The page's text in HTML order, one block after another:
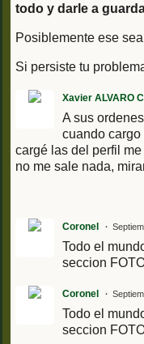
todo y darle a
Posiblemente ese
Si persiste tu
Xavier ALVARO
A sus
cuando
cargé las del perfil
no me sale nada,
Coronel
Todo el
seccion
Coronel
Todo el
seccion